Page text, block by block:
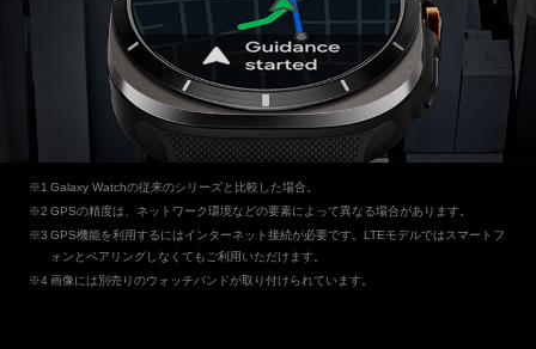
Galaxy Watchの従来のシリーズと比較した場合。
GPSの精度は、ネットワーク環境などの要素によって異なる場合があります。
GPS機能を利用するにはインターネット接続が必要です。LTEモデルではスマートフ
ォンとペアリングしなくてもご利用いただけます。
画像には別売りのウォッチバンドが取り付けられています。